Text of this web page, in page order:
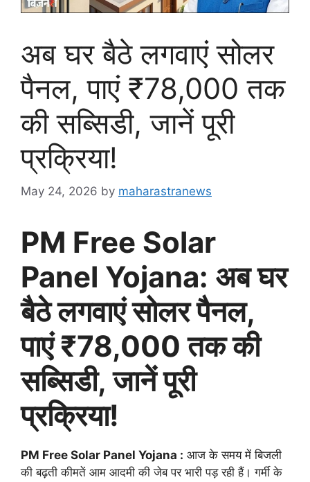
अब घर बैठे लगवाएं सोलर
पैनल, पाएं ₹78,000 तक
की सब्सिडी, जानें पूरी
प्रक्रिया!
May 24, 2026 by maharastranews
PM Free Solar
Panel Yojana: अब घर
बैठे लगवाएं सोलर पैनल,
पाएं ₹78,000 तक की
सब्सिडी, जानें पूरी
प्रक्रिया!
PM Free Solar Panel Yojana : आज के समय में बिजली
की बढ़ती कीमतें आम आदमी की जेब पर भारी पड़ रही हैं। गर्मी के